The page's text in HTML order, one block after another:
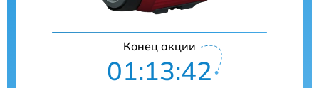
Конец акции
01:13:41